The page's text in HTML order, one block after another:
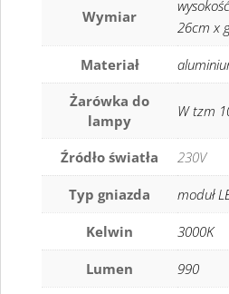
Wymiar
26cm x
Materiał
Żarówka do
lampy
W tzm
Źródło światła 230V
Typ gniazda moduł
Kelwin 3000K
Lumen
990